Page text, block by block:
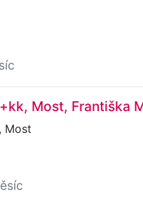
Most, Františka
Most